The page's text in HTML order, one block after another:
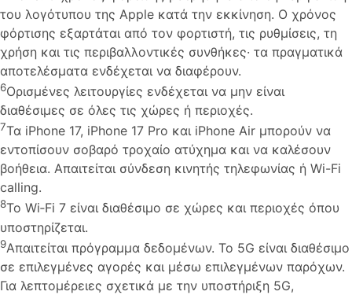
του λογότυπου της Apple κατά την εκκίνηση. Ο χρόνος
φόρτισης εξαρτάται από τον φορτιστή, τις ρυθμίσεις, τη
χρήση και τις περιβαλλοντικές συνθήκες· τα πραγματικά
αποτελέσματα ενδέχεται να διαφέρουν.
6Ορισμένες λειτουργίες ενδέχεται να μην είναι
διαθέσιμες σε όλες τις χώρες ή περιοχές.
7Τα iPhone 17, iPhone 17 Pro και iPhone Air μπορούν να
εντοπίσουν σοβαρό τροχαίο ατύχημα και να καλέσουν
βοήθεια. Απαιτείται σύνδεση κινητής τηλεφωνίας ή Wi-Fi
calling.
8Το Wi‑Fi 7 είναι διαθέσιμο σε χώρες και περιοχές όπου
υποστηρίζεται.
9Απαιτείται πρόγραμμα δεδομένων. Το 5G είναι διαθέσιμο
σε επιλεγμένες αγορές και μέσω επιλεγμένων παρόχων.
Για λεπτομέρειες σχετικά με την υποστήριξη 5G,